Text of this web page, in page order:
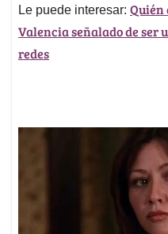
Le puede interesar: Quién
Valencia señalado de ser
redes